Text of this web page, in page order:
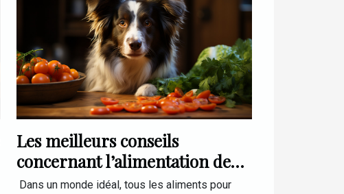
Les meilleurs conseils
concernant l’alimentation de
votre chien
Dans un monde idéal, tous les aliments pour